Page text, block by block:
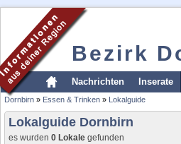
Bezirk
Nachrichten Inserate
Dornbirn » Essen & Trinken » Lokalguide
Lokalguide Dornbirn
es wurden 0 Lokale gefunden